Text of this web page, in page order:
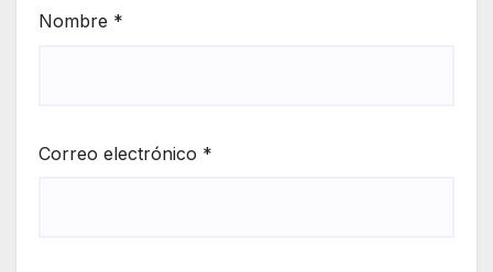
Nombre *
Correo electrónico *